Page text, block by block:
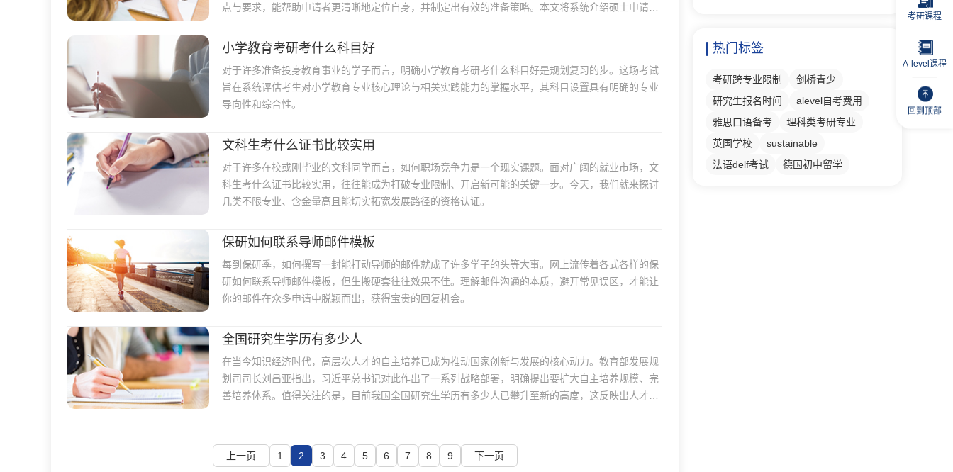
点与要求，能帮助申请者更清晰地定位自身，并制定出有效的准备策略。本文将系统介绍硕士申请博
小学教育考研考什么科目好
对于许多准备投身教育事业的学子而言，明确小学教育考研考什么科目好是规划复习的步。这场考试
旨在系统评估考生对小学教育专业核心理论与相关实践能力的掌握水平，其科目设置具有明确的专业
导向性和综合性。
文科生考什么证书比较实用
对于许多在校或刚毕业的文科同学而言，如何职场竞争力是一个现实课题。面对广阔的就业市场，文
科生考什么证书比较实用，往往能成为打破专业限制、开启新可能的关键一步。今天，我们就来探讨
几类不限专业、含金量高且能切实拓宽发展路径的资格认证。
保研如何联系导师邮件模板
每到保研季，如何撰写一封能打动导师的邮件就成了许多学子的头等大事。网上流传着各式各样的保
研如何联系导师邮件模板，但生搬硬套往往效果不佳。理解邮件沟通的本质，避开常见误区，才能让
你的邮件在众多申请中脱颖而出，获得宝贵的回复机会。
全国研究生学历有多少人
在当今知识经济时代，高层次人才的自主培养已成为推动国家创新与发展的核心动力。教育部发展规
划司司长刘昌亚指出，习近平总书记对此作出了一系列战略部署，明确提出要扩大自主培养规模、完
善培养体系。值得关注的是，目前我国全国研究生学历有多少人已攀升至新的高度，这反映出人才培
上一页 1 2 3 4 5 6 7 8 9 下一页
热门标签
考研跨专业限制
剑桥青少
研究生报名时间
alevel自考费用
雅思口语备考
理科类考研专业
英国学校
sustainable
法语delf考试
德国初中留学
考研课程
A-level课程
回到顶部
我已阅读并同意《用户服务条款及隐私政策》